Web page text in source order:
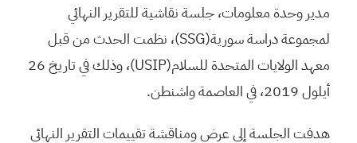
مدير وحدة معلومات، جلسة نقاشية للتقرير النهائي
لمجموعة دراسة سورية(SSG)، نظمت الحدث من قبل
معهد الولايات المتحدة للسلام(USIP)، وذلك في تاريخ 26
أيلول 2019، في العاصمة واشنطن.
هدفت الجلسة إلى عرض ومناقشة تقييمات التقرير النهائي